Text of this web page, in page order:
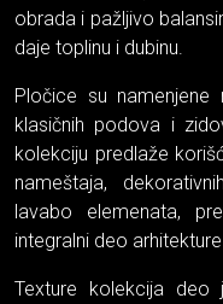
obrada i pažljivo
daje toplinu i dubinu.
Pločice su
klasičnih podova i
kolekciju predlaže
nameštaja,
lavabo elemenata,
integralni deo
Texture kolekcija deo